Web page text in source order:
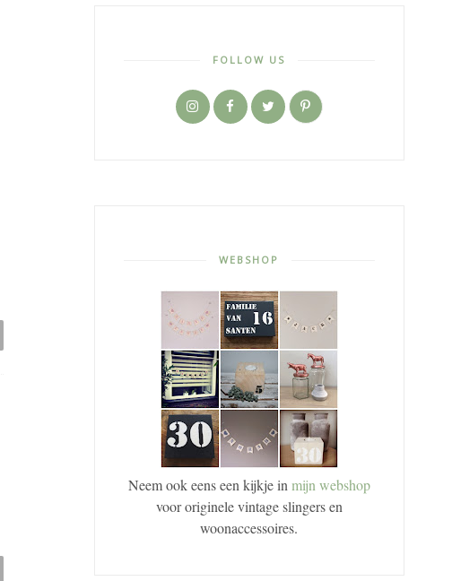
FOLLOW US
WEBSHOP
Neem ook eens een kijkje in mijn webshop
voor originele vintage slingers en
woonaccessoires.